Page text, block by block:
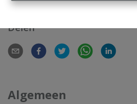
Delen
Algemeen